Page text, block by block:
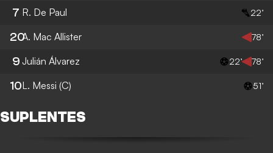
7 R. De Paul 22’
20A. Mac Allister 78’
9 Julián Álvarez 22’ 78’
10L. Messi (C) 51’
SUPLENTES